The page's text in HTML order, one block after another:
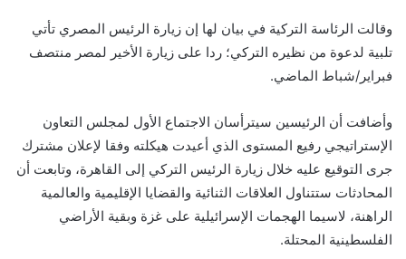
وقالت الرئاسة التركية في بيان لها إن زيارة الرئيس المصري تأتي
تلبية لدعوة من نظيره التركي؛ ردا على زيارة الأخير لمصر منتصف
فبراير/شباط الماضي.
وأضافت أن الرئيسين سيترأسان الاجتماع الأول لمجلس التعاون
الإستراتيجي رفيع المستوى الذي أعيدت هيكلته وفقا لإعلان مشترك
جرى التوقيع عليه خلال زيارة الرئيس التركي إلى القاهرة، وتابعت أن
المحادثات ستتناول العلاقات الثنائية والقضايا الإقليمية والعالمية
الراهنة، لاسيما الهجمات الإسرائيلية على غزة وبقية الأراضي
الفلسطينية المحتلة.